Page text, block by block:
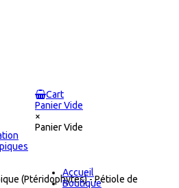
Cart
Panier Vide
×
Panier Vide
Accueil
Boutique
(Ptéridophytes) - Pétiole de